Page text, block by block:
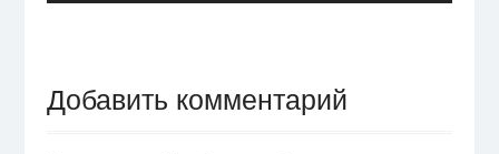
Добавить комментарий